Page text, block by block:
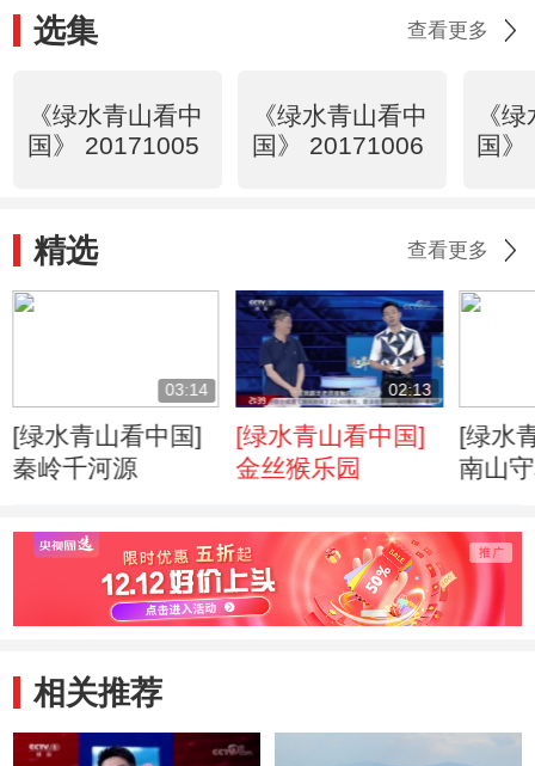
选集 查看更多
《绿水青山看中
国》 20171005
《绿水青山看中
国》 20171006
《
国
精选 查看更多
03:14
[绿水青山看中国]
秦岭千河源
02:13
[绿水青山看中国]
金丝猴乐园
[绿水
南山
相关推荐